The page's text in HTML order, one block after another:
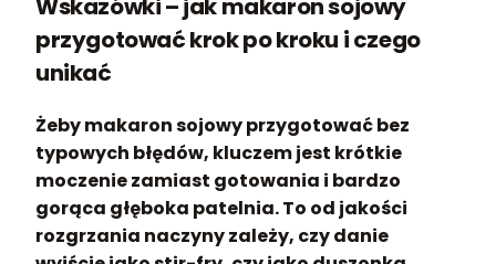
Wskazówki – jak makaron sojowy
przygotować krok po kroku i czego
unikać
Żeby makaron sojowy przygotować bez
typowych błędów, kluczem jest krótkie
moczenie zamiast gotowania i bardzo
gorąca głęboka patelnia. To od jakości
rozgrzania naczyny zależy, czy danie